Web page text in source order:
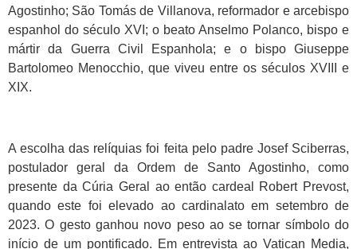
Agostinho; São Tomás de Villanova, reformador e arcebispo
espanhol do século XVI; o beato Anselmo Polanco, bispo e
mártir da Guerra Civil Espanhola; e o bispo Giuseppe
Bartolomeo Menocchio, que viveu entre os séculos XVIII e
XIX.
A escolha das relíquias foi feita pelo padre Josef Sciberras,
postulador geral da Ordem de Santo Agostinho, como
presente da Cúria Geral ao então cardeal Robert Prevost,
quando este foi elevado ao cardinalato em setembro de
2023. O gesto ganhou novo peso ao se tornar símbolo do
início de um pontificado. Em entrevista ao Vatican Media,